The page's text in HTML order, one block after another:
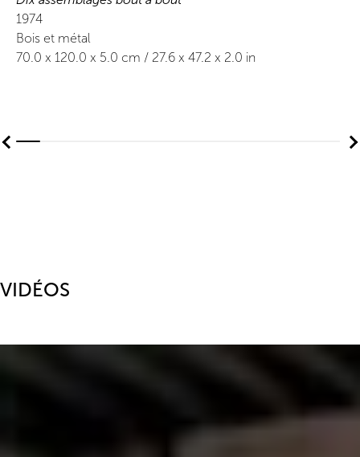
1974
Bois et métal
70.0 x 120.0 x 5.0 cm / 27.6 x 47.2 x 2.0 in
VIDÉOS